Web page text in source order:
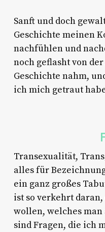
Sanft und doch
Geschichte meinen
nachfühlen und
noch geflasht von
Geschichte nahm,
ich mich getraut
Transexualität,
alles für
ein ganz großes
ist so verkehrt
wollen, welches man
sind Fragen, die ich